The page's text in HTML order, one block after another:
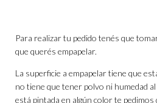
Para realizar tu pedido tenés que
que querés empapelar.
La superficie a empapelar tiene que
no tiene que tener polvo ni humedad
está pintada en algún color te pedimos